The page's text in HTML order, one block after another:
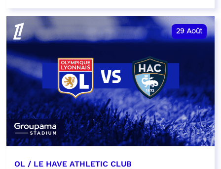
29 Août
OL / LE HAVE ATHLETIC CLUB